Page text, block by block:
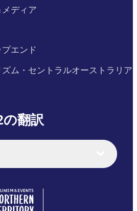
ディア
エンド
ム・セントラルオーストラリア
翻訳